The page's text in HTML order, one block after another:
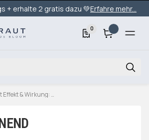
+ erhalte 2 gratis dazu 💚Erfahre mehr...
0
Artikel mit Effekt & Wirkung: Entspannend